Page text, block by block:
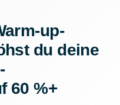
up-
du deine
60 %+